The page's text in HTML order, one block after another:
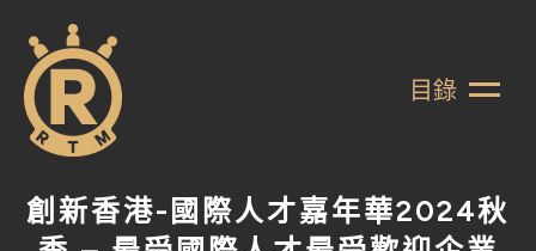
目錄
創新香港-國際人才嘉年華2024秋